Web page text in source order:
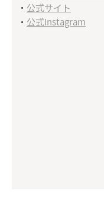
・ 公式サイト
・ 公式Instagram